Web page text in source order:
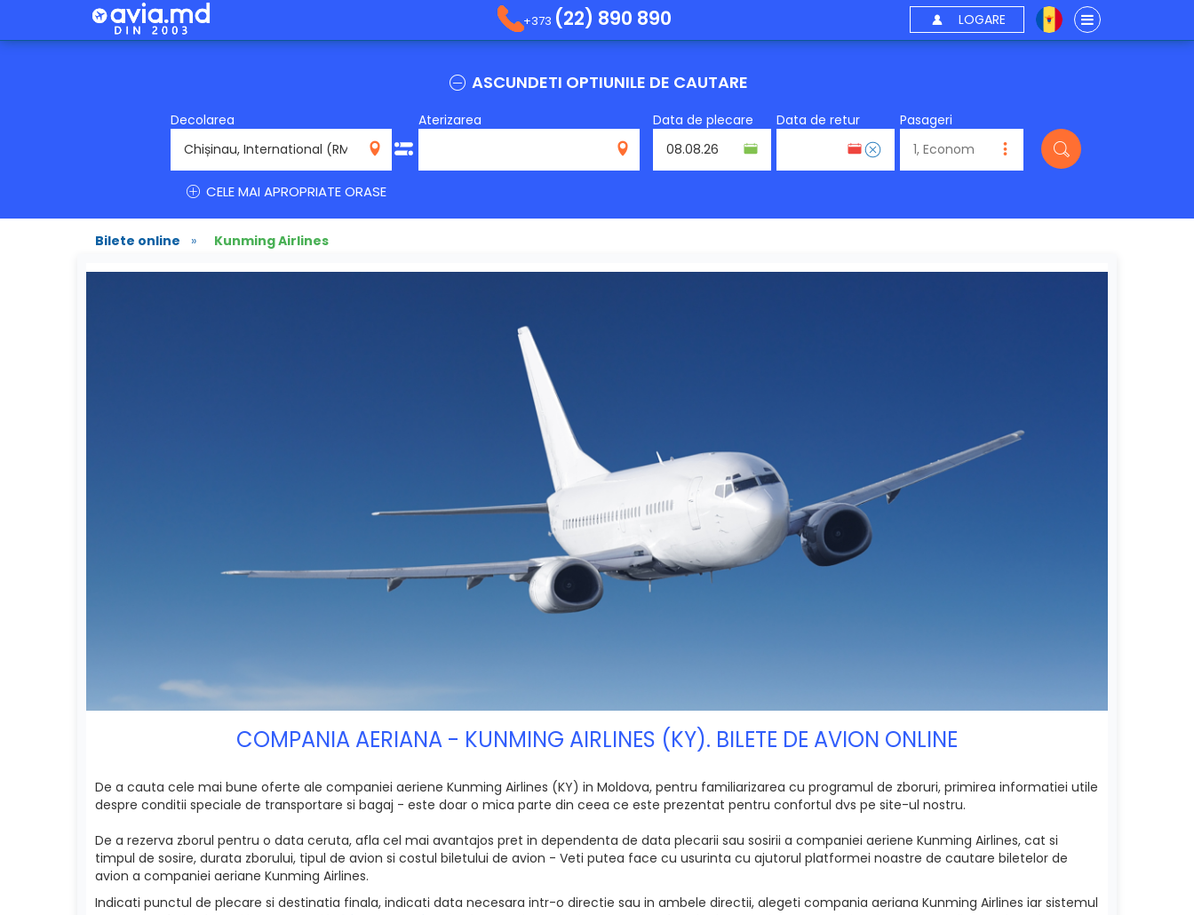
+373 (22) 890 890 LOGARE
ASCUNDETI OPTIUNILE DE CAUTARE
Decolarea
RMO
Aterizarea Data de plecare Data de retur Pasageri
CELE MAI APROPRIATE ORASE
Bilete online » Kunming Airlines
COMPANIA AERIANA - KUNMING AIRLINES (KY). BILETE DE AVION ONLINE
De a cauta cele mai bune oferte ale companiei aeriene Kunming Airlines (KY) in Moldova, pentru familiarizarea cu programul de zboruri, primirea informatiei utile
despre conditii speciale de transportare si bagaj - este doar o mica parte din ceea ce este prezentat pentru confortul dvs pe site-ul nostru.
De a rezerva zborul pentru o data ceruta, afla cel mai avantajos pret in dependenta de data plecarii sau sosirii a companiei aeriene Kunming Airlines, cat si
timpul de sosire, durata zborului, tipul de avion si costul biletului de avion - Veti putea face cu usurinta cu ajutorul platformei noastre de cautare biletelor de
avion a companiei aeriane Kunming Airlines.
Indicati punctul de plecare si destinatia finala, indicati data necesara intr-o directie sau in ambele directii, alegeti compania aeriana Kunming Airlines iar sistemul